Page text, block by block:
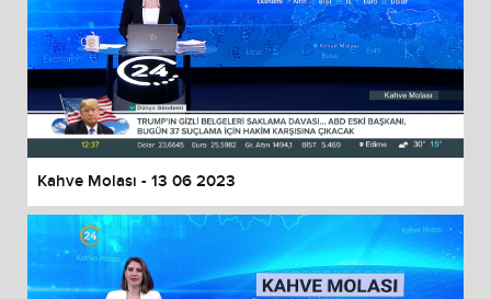
Kahve Molası - 13 06 2023